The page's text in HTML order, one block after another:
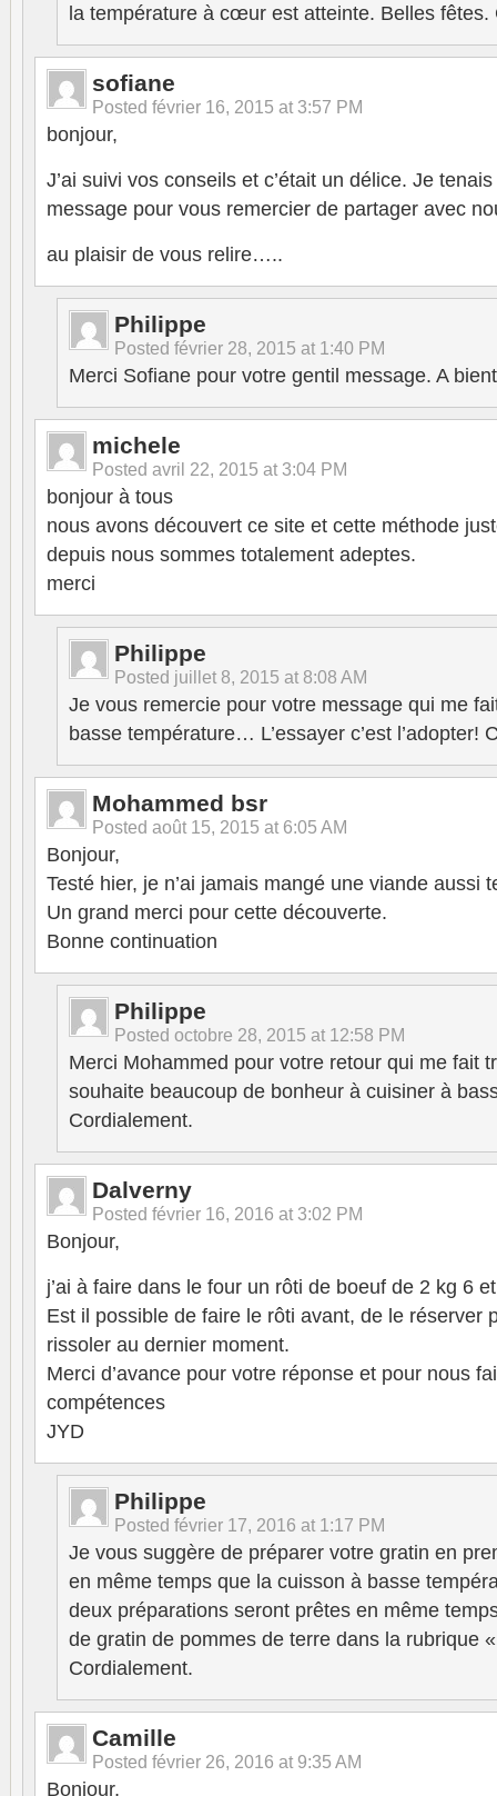
la température à cœur est atteinte. Belles fêtes.
sofiane
Posted février 16, 2015 at 3:57 PM
bonjour,
J’ai suivi vos conseils et c’était un délice. Je
message pour vous remercier de partager avec
au plaisir de vous relire…..
Philippe
Posted février 28, 2015 at 1:40 PM
Merci Sofiane pour votre gentil message. A
michele
Posted avril 22, 2015 at 3:04 PM
bonjour à tous
nous avons découvert ce site et cette méthode
depuis nous sommes totalement adeptes.
merci
Philippe
Posted juillet 8, 2015 at 8:08 AM
Je vous remercie pour votre message qui me
basse température… L’essayer c’est l’adopter!
Mohammed bsr
Posted août 15, 2015 at 6:05 AM
Bonjour,
Testé hier, je n’ai jamais mangé une viande aussi
Un grand merci pour cette découverte.
Bonne continuation
Philippe
Posted octobre 28, 2015 at 12:58 PM
Merci Mohammed pour votre retour qui me fait
souhaite beaucoup de bonheur à cuisiner à
Cordialement.
Dalverny
Posted février 16, 2016 at 3:02 PM
Bonjour,
j’ai à faire dans le four un rôti de boeuf de 2 kg 6
Est il possible de faire le rôti avant, de le réserver
rissoler au dernier moment.
Merci d’avance pour votre réponse et pour nous
compétences
JYD
Philippe
Posted février 17, 2016 at 1:17 PM
Je vous suggère de préparer votre gratin en
en même temps que la cuisson à basse
deux préparations seront prêtes en même
de gratin de pommes de terre dans la rubrique
Cordialement.
Camille
Posted février 26, 2016 at 9:35 AM
Bonjour,